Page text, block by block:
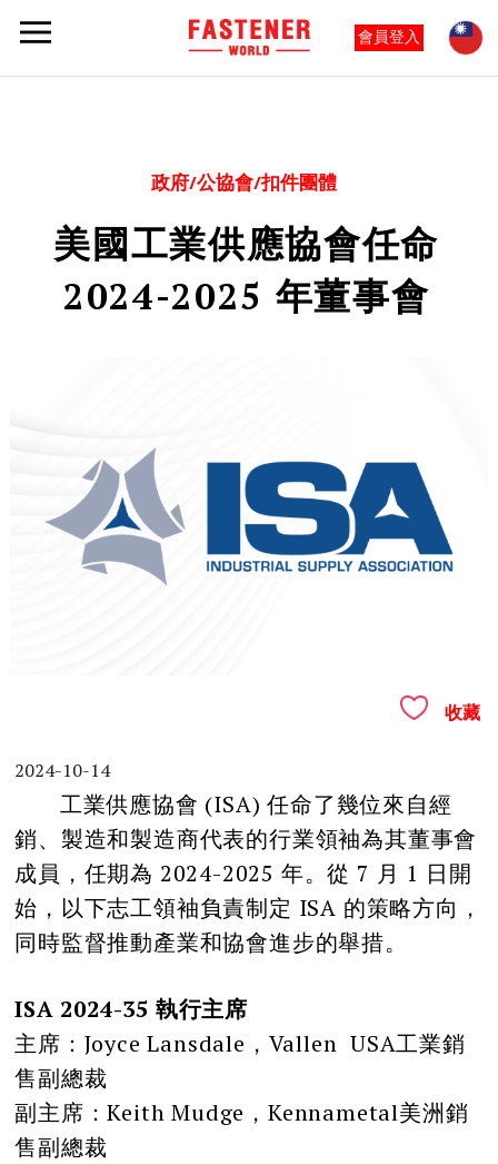
會員登入
政府/公協會/扣件團體
美國工業供應協會任命
2024-2025 年董事會
收藏
2024-10-14
工業供應協會 (ISA) 任命了幾位來自經
銷、製造和製造商代表的行業領袖為其董事會
成員，任期為 2024-2025 年。從 7 月 1 日開
始，以下志工領袖負責制定 ISA 的策略方向，
同時監督推動產業和協會進步的舉措。
ISA 2024-35 執行主席
主席：Joyce Lansdale，Vallen USA工業銷
售副總裁
副主席：Keith Mudge，Kennametal美洲銷
售副總裁